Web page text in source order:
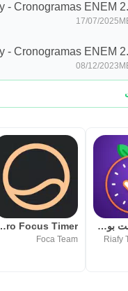
Easy
17/07/2025
Easy
08/12/2023
فوكَس: مؤقت بومودورو وتركيز
Riafy
Focus Timer
Foca Team